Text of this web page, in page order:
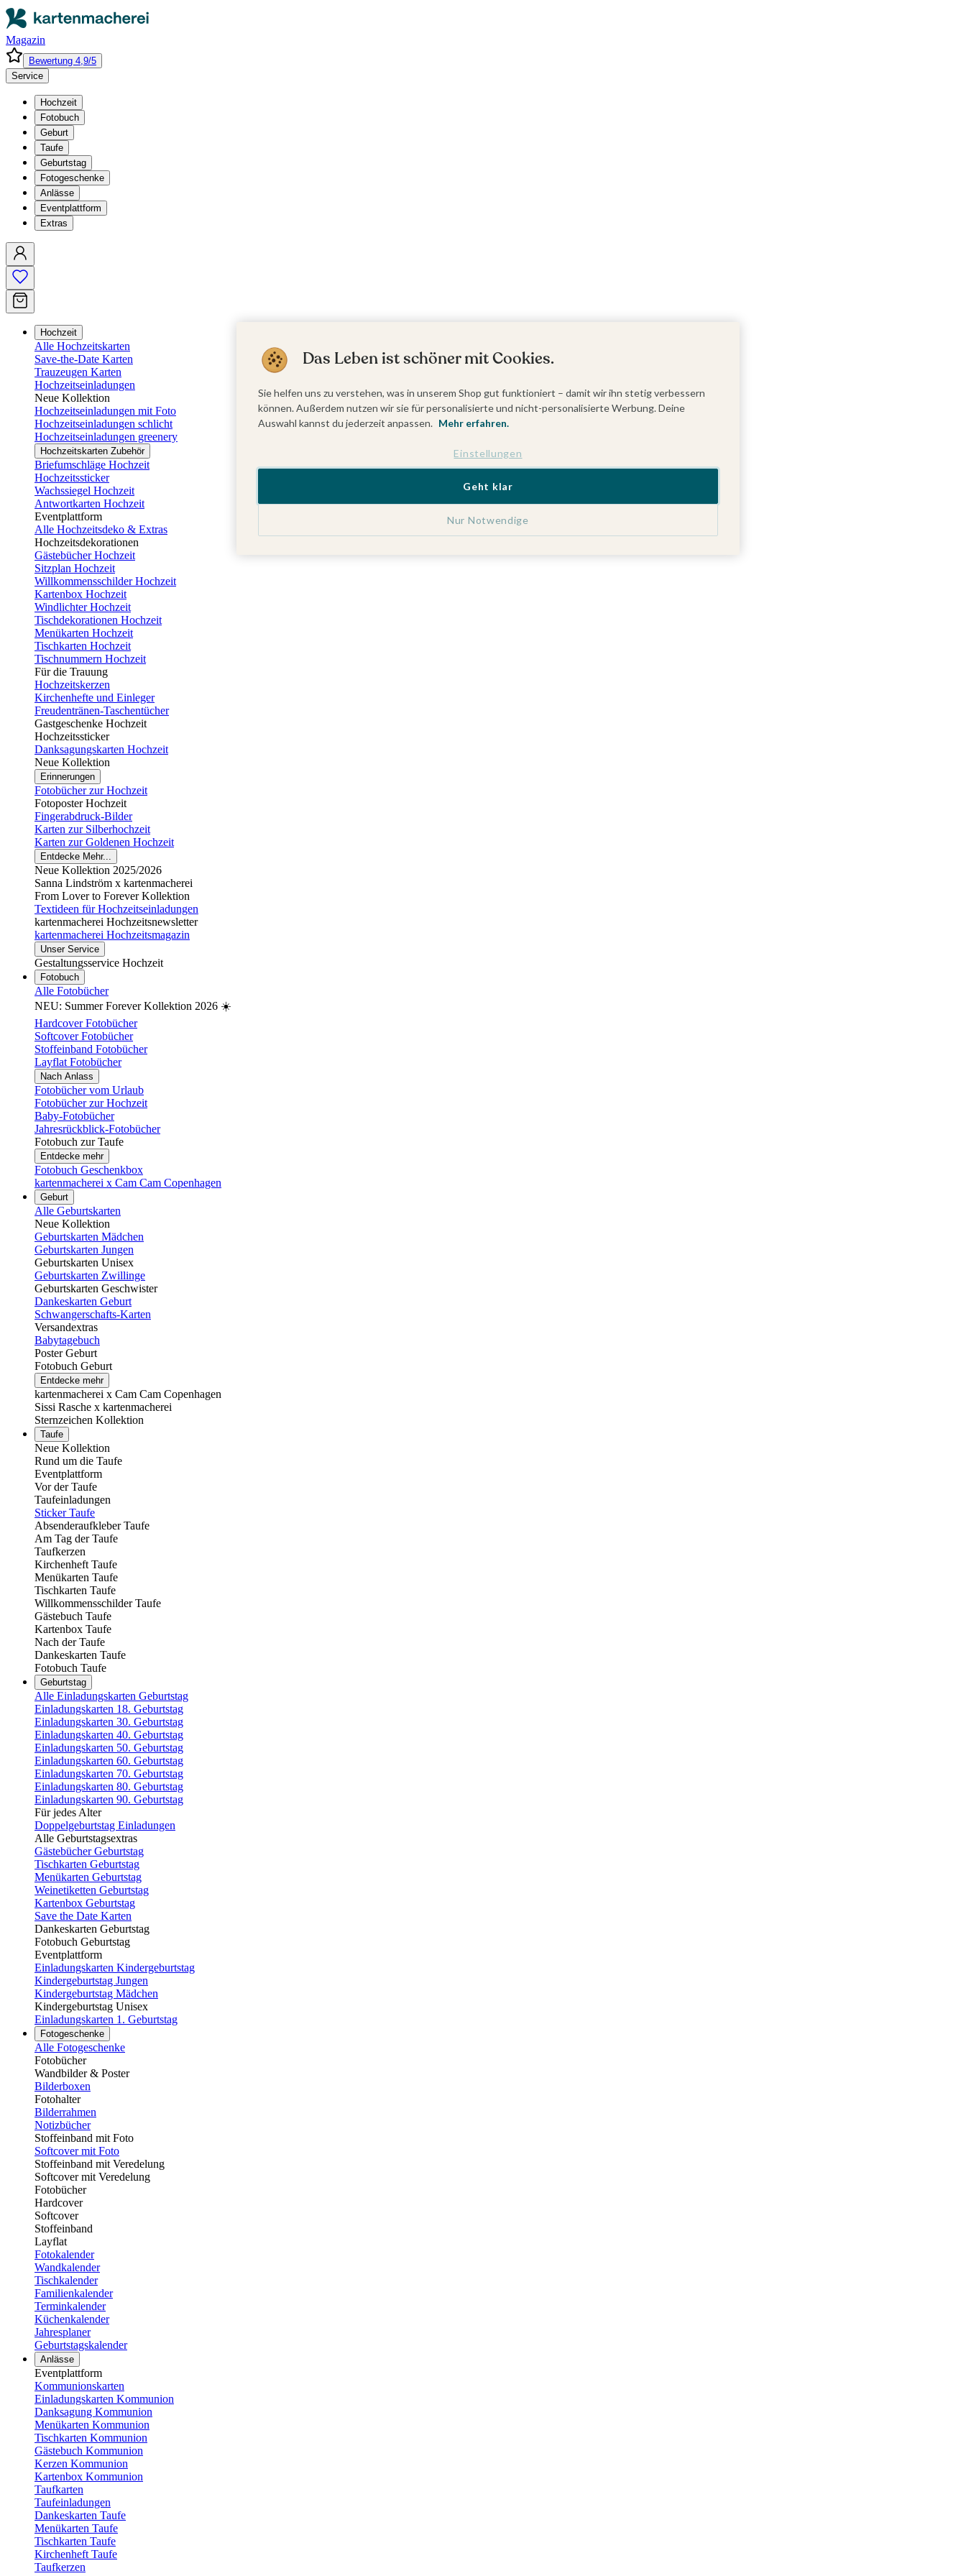
Magazin
Bewertung 4,9/5
Service
Hochzeit
Fotobuch
Geburt
Taufe
Geburtstag
Fotogeschenke
Anlässe
Eventplattform
Extras
Hochzeit
Alle Hochzeitskarten
Save-the-Date Karten
Trauzeugen Karten
Hochzeitseinladungen
Neue Kollektion
Hochzeitseinladungen mit Foto
Hochzeitseinladungen schlicht
Hochzeitseinladungen greenery
Hochzeitskarten Zubehör
Briefumschläge Hochzeit
Hochzeitssticker
Wachssiegel Hochzeit
Antwortkarten Hochzeit
Eventplattform
Alle Hochzeitsdeko & Extras
Hochzeitsdekorationen
Gästebücher Hochzeit
Sitzplan Hochzeit
Willkommensschilder Hochzeit
Kartenbox Hochzeit
Windlichter Hochzeit
Tischdekorationen Hochzeit
Menükarten Hochzeit
Tischkarten Hochzeit
Tischnummern Hochzeit
Für die Trauung
Hochzeitskerzen
Kirchenhefte und Einleger
Freudentränen-Taschentücher
Gastgeschenke Hochzeit
Hochzeitssticker
Danksagungskarten Hochzeit
Neue Kollektion
Erinnerungen
Fotobücher zur Hochzeit
Fotoposter Hochzeit
Fingerabdruck-Bilder
Karten zur Silberhochzeit
Karten zur Goldenen Hochzeit
Entdecke Mehr...
Neue Kollektion 2025/2026
Sanna Lindström x kartenmacherei
From Lover to Forever Kollektion
Textideen für Hochzeitseinladungen
kartenmacherei Hochzeitsnewsletter
kartenmacherei Hochzeitsmagazin
Unser Service
Gestaltungsservice Hochzeit
Fotobuch
Alle Fotobücher
NEU: Summer Forever Kollektion 2026 ☀️
Hardcover Fotobücher
Softcover Fotobücher
Stoffeinband Fotobücher
Layflat Fotobücher
Nach Anlass
Fotobücher vom Urlaub
Fotobücher zur Hochzeit
Baby-Fotobücher
Jahresrückblick-Fotobücher
Fotobuch zur Taufe
Entdecke mehr
Fotobuch Geschenkbox
kartenmacherei x Cam Cam Copenhagen
Geburt
Alle Geburtskarten
Neue Kollektion
Geburtskarten Mädchen
Geburtskarten Jungen
Geburtskarten Unisex
Geburtskarten Zwillinge
Geburtskarten Geschwister
Dankeskarten Geburt
Schwangerschafts-Karten
Versandextras
Babytagebuch
Poster Geburt
Fotobuch Geburt
Entdecke mehr
kartenmacherei x Cam Cam Copenhagen
Sissi Rasche x kartenmacherei
Sternzeichen Kollektion
Taufe
Neue Kollektion
Rund um die Taufe
Eventplattform
Vor der Taufe
Taufeinladungen
Sticker Taufe
Absenderaufkleber Taufe
Am Tag der Taufe
Taufkerzen
Kirchenheft Taufe
Menükarten Taufe
Tischkarten Taufe
Willkommensschilder Taufe
Gästebuch Taufe
Kartenbox Taufe
Nach der Taufe
Dankeskarten Taufe
Fotobuch Taufe
Geburtstag
Alle Einladungskarten Geburtstag
Einladungskarten 18. Geburtstag
Einladungskarten 30. Geburtstag
Einladungskarten 40. Geburtstag
Einladungskarten 50. Geburtstag
Einladungskarten 60. Geburtstag
Einladungskarten 70. Geburtstag
Einladungskarten 80. Geburtstag
Einladungskarten 90. Geburtstag
Für jedes Alter
Doppelgeburtstag Einladungen
Alle Geburtstagsextras
Gästebücher Geburtstag
Tischkarten Geburtstag
Menükarten Geburtstag
Weinetiketten Geburtstag
Kartenbox Geburtstag
Save the Date Karten
Dankeskarten Geburtstag
Fotobuch Geburtstag
Eventplattform
Einladungskarten Kindergeburtstag
Kindergeburtstag Jungen
Kindergeburtstag Mädchen
Kindergeburtstag Unisex
Einladungskarten 1. Geburtstag
Fotogeschenke
Alle Fotogeschenke
Fotobücher
Wandbilder & Poster
Bilderboxen
Fotohalter
Bilderrahmen
Notizbücher
Stoffeinband mit Foto
Softcover mit Foto
Stoffeinband mit Veredelung
Softcover mit Veredelung
Fotobücher
Hardcover
Softcover
Stoffeinband
Layflat
Fotokalender
Wandkalender
Tischkalender
Familienkalender
Terminkalender
Küchenkalender
Jahresplaner
Geburtstagskalender
Anlässe
Eventplattform
Kommunionskarten
Einladungskarten Kommunion
Danksagung Kommunion
Menükarten Kommunion
Tischkarten Kommunion
Gästebuch Kommunion
Kerzen Kommunion
Kartenbox Kommunion
Taufkarten
Taufeinladungen
Dankeskarten Taufe
Menükarten Taufe
Tischkarten Taufe
Kirchenheft Taufe
Taufkerzen
Das Leben ist schöner mit Cookies.
Sie helfen uns zu verstehen, was in unserem Shop gut funktioniert – damit wir ihn stetig verbessern
können. Außerdem nutzen wir sie für personalisierte und nicht-personalisierte Werbung. Deine
Auswahl kannst du jederzeit anpassen. Mehr erfahren.
Einstellungen
Nur Notwendige
Geht klar